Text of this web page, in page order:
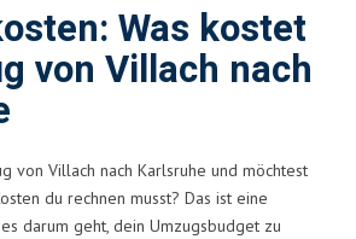
Was kostet
von Villach nach
von Villach nach Karlsruhe und möchtest
du rechnen musst? Das ist eine
darum geht, dein Umzugsbudget zu